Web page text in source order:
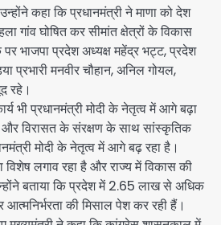
कहा कि प्रधानमंत्री ने माणा को देश
गांव घोषित कर सीमांत क्षेत्रों के विकास
भाजपा प्रदेश अध्यक्ष महेंद्र भट्ट, प्रदेश
प्रभारी मनवीर चौहान, अनिल गोयल,
रहे।
भी प्रधानमंत्री मोदी के नेतृत्व में आगे बढ़ा
विरासत के संरक्षण के साथ सांस्कृतिक
मोदी के नेतृत्व में आगे बढ़ रहा है।
विशेष लगाव रहा है और राज्य में विकास की
बताया कि प्रदेश में 2.65 लाख से अधिक
की मिसाल पेश कर रही हैं।